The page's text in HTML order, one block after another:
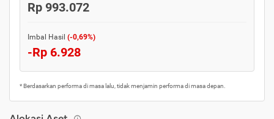
Rp 993.072
Imbal Hasil (-0,69%)
-Rp 6.928
* Berdasarkan performa di masa lalu, tidak menjamin performa di masa depan.